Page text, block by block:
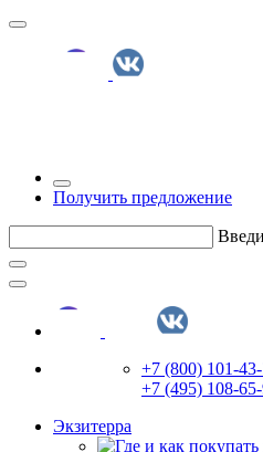
Получить предложение
+7 (800) 101-
+7 (495) 108-
Экзитерра